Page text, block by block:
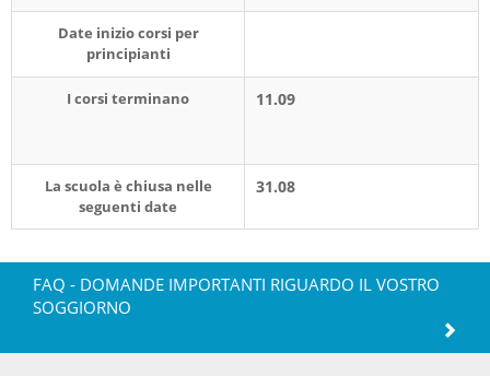
Date inizio corsi per
principianti
I corsi terminano 11.09
La scuola è chiusa nelle
seguenti date
31.08
FAQ - DOMANDE IMPORTANTI RIGUARDO IL VOSTRO
SOGGIORNO